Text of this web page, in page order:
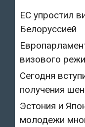
ЕС упростил
Белоруссией
визового
Сегодня
получения
Эстония и
молодежи